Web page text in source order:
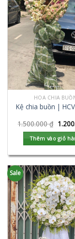
HOA CHIA
Kệ chia buồn |
1.500.000₫
Thêm vào giỏ
Sale